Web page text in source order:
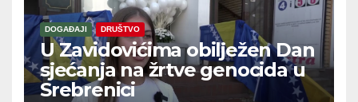
DOGAĐAJI DRUŠTVO
U Zavidovićima obilježen Dan
sjećanja na žrtve genocida u
Srebrenici